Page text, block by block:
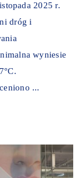
2025 r.
dróg i
wyniesie
...